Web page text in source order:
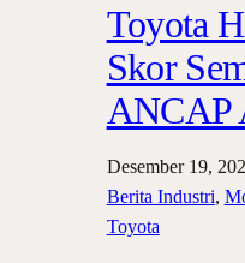
Toyota
Skor
ANCAP
Desember 19,
Berita Industri,
Toyota